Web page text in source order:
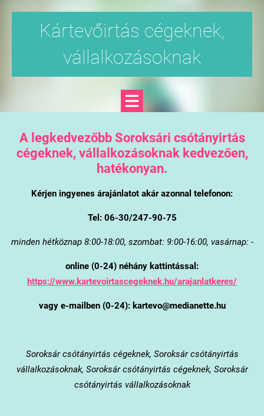
Kártevőirtás cégeknek,
vállalkozásoknak
A legkedvezőbb Soroksári csótányirtás
cégeknek, vállalkozásoknak kedvezően,
hatékonyan.
Kérjen ingyenes árajánlatot akár azonnal telefonon:
Tel: 06-30/247-90-75
minden hétköznap 8:00-18:00, szombat: 9:00-16:00, vasárnap: -
online (0-24) néhány kattintással:
https://www.kartevoirtascegeknek.hu/arajanlatkeres/
vagy e-mailben (0-24): kartevo@medianette.hu
Soroksárcsótányirtás cégeknek, Soroksár csótányirtás
vállalkozásoknak, Soroksár csótányirtás cégeknek, Soroksár
csótányirtás vállalkozásoknak